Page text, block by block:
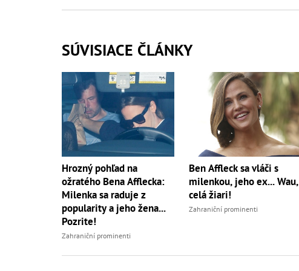
SÚVISIACE ČLÁNKY
Hrozný pohľad na
ožratého Bena Afflecka:
Milenka sa raduje z
popularity a jeho žena...
Pozrite!
Zahraniční prominenti
Ben Affleck sa vláči s
milenkou, jeho ex... Wau,
celá žiari!
Zahraniční prominenti